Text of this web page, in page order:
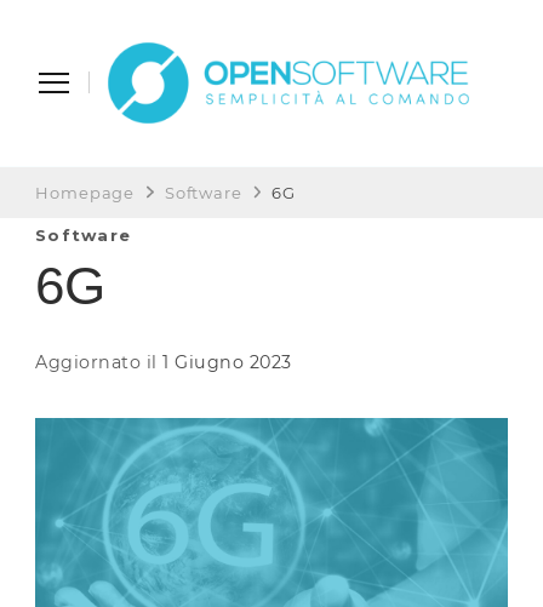
Homepage Software 6G
Software
6G
Aggiornato il 1 Giugno 2023